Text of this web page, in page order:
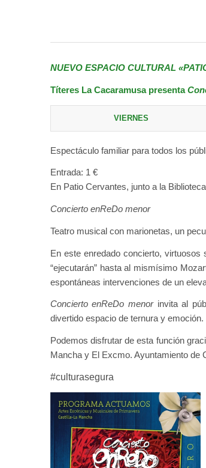
NUEVO ESPACIO CULTURAL
Títeres La Cacaramusa presenta
VIERNES
Espectáculo familiar para todos los
Entrada: 1 €
En Patio Cervantes, junto a la
Concierto enReDo menor
Teatro musical con marionetas, un
En este enredado concierto,
“ejecutarán” hasta al mismísimo
espontáneas intervenciones de un
Concierto enReDo menorinvita al
divertido espacio de ternura y emoción.
Podemos disfrutar de esta función
Mancha y El Excmo. Ayuntamiento de
#culturasegura